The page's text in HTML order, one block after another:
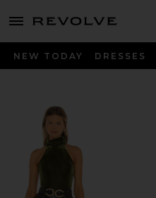
menu - shows more content
NEW TODAY DRESSES